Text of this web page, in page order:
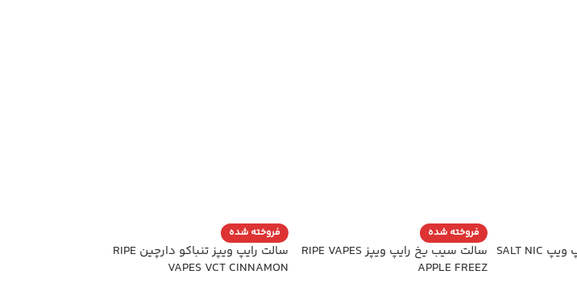
سالت تنباکو قهوه رایپ ویپ SALT NIC
فروخته شده
سالت سیب یخ رایپ ویپز RIPE VAPES
APPLE FREEZ
فروخته شده
سالت رایپ ویپز تنباکو دارچین RIPE
VAPES VCT CINNAMON